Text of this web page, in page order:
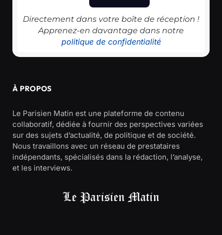
Directement dans votre boîte de réception !
Apprenez-en davantage dans notre
politique de confidentialité
À PROPOS
Le Parisien Matin est une plateforme de contenu
collaboratif, dédiée à fournir des perspectives variées
sur des sujets d’actualité, de politique et de société.
Nous travaillons avec un réseau de prestataires
indépendants, spécialisés dans la rédaction, l’analyse,
et les interviews.